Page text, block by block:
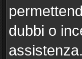
dubbi o